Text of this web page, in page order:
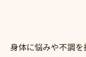
身体に悩みや不調